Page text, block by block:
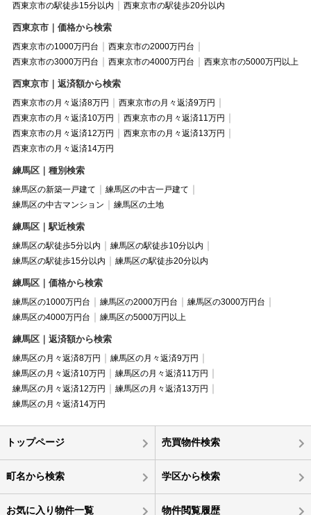
西東京市の駅徒歩15分以内
西東京市の駅徒歩20分以内
西東京市｜価格から検索
西東京市の1000万円台
西東京市の2000万円台
西東京市の3000万円台
西東京市の4000万円台 西東京市の5000万円以上
西東京市｜返済額から検索
西東京市の月々返済8万円
西東京市の月々返済9万円
西東京市の月々返済10万円
西東京市の月々返済11万円
西東京市の月々返済12万円
西東京市の月々返済13万円
西東京市の月々返済14万円
練馬区｜種別検索
練馬区の新築一戸建て
練馬区の中古一戸建て
練馬区の中古マンション
練馬区の土地
練馬区｜駅近検索
練馬区の駅徒歩5分以内
練馬区の駅徒歩10分以内
練馬区の駅徒歩15分以内
練馬区の駅徒歩20分以内
練馬区｜価格から検索
練馬区の1000万円台 練馬区の2000万円台
練馬区の3000万円台
練馬区の4000万円台
練馬区の5000万円以上
練馬区｜返済額から検索
練馬区の月々返済8万円
練馬区の月々返済9万円
練馬区の月々返済10万円
練馬区の月々返済11万円
練馬区の月々返済12万円
練馬区の月々返済13万円
練馬区の月々返済14万円
トップページ 売買物件検索
町名から検索 学区から検索
お気に入り物件一覧 物件閲覧履歴